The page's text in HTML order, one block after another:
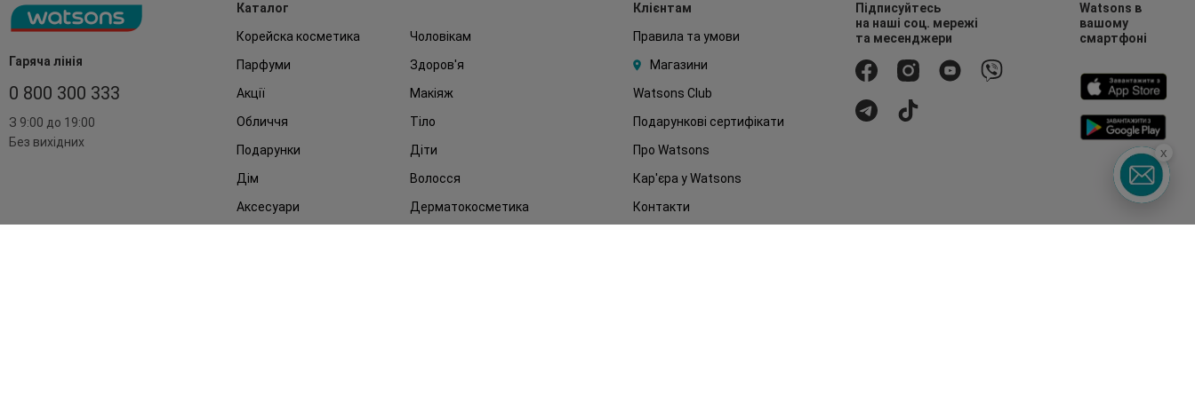
Гаряча лінія
0 800 300 333
З 9:00 до 19:00
Без вихідних
Каталог
Корейска косметика
Чоловікам
Парфуми
Здоров'я
Акції
Макіяж
Обличчя
Тіло
Подарунки
Діти
Дім
Волосся
Аксесуари
Дерматокосметика
Клієнтам
Правила та умови
Магазини
Watsons Club
Подарункові сертифікати
Про Watsons
Кар'єра у Watsons
Контакти
Підписуйтесь
на наші соц. мережі
та месенджери
Watsons в
вашому
смартфоні
x